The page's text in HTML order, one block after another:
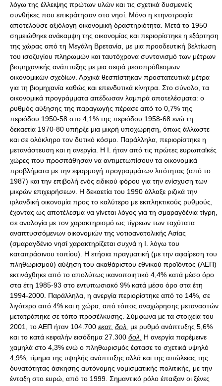
λόγω της έλλειψης πρώτων υλών και τις σχετικά δυσμενείς
συνθήκες που επικράτησαν στο νησί. Μόνο η κτηνοτροφία
αποτελούσε αξιόλογη οικονομική δραστηριότητα. Μετά το 1950
σημειώθηκε ανάκαμψη της οικονομίας και περιορίστηκε η εξάρτηση
της χώρας από τη Μεγάλη Βρετανία, με μια προοδευτική βελτίωση
του ισοζυγίου πληρωμών και ταυτόχρονα συντονισμό των μέτρων
βιομηχανικής ανάπτυξης με μια σειρά μεσοπρόθεσμων
οικονομικών σχεδίων. Αρχικά θεσπίστηκαν προστατευτικά μέτρα
για τη βιομηχανία καθώς και επενδυτικά κίνητρα. Στο σύνολο, τα
οικονομικά προγράμματα απέδωσαν λαμπρά αποτελέσματα: ο
ρυθμός αύξησης της παραγωγής πέρασε από το 0,7% της
περιόδου 1950-58 στο 4,1% της περιόδου 1958-68 ενώ τη
δεκαετία 1970-80 υπήρξε μια μικρή υποχώρηση, όπως άλλωστε
και σε ολόκληρο τον δυτικό κόσμο. Παράλληλα, περιορίστηκε η
μετανάστευση και η ανεργία. Η Ι. ήταν από τις πρώτες ευρωπαϊκές
χώρες που προσπάθησαν να αντιμετωπίσουν τα οικονομικά
προβλήματα με την εφαρμογή προγραμμάτων λιτότητας (από το
1987) και την επιβολή ενός ειδικού φόρου για την ενίσχυση των
μικρών επιχειρήσεων. Η δεκαετία του 1990 άλλαξε ριζικά την
ιρλανδική οικονομία προς το καλύτερο με εκπληκτικούς ρυθμούς,
έχοντας ως αποτέλεσμα να γίνεται λόγος για τη σμαραγδένια τίγρη,
σε αναλογία με τον χαρακτηρισμό ως τίγρεων των ταχύτατα
αναπτυσσόμενων οικονομιών της νοτιοανατολικής Ασίας
(σμαραγδένιο νησί χαρακτηρίζεται συχνά η Ι. λόγω του
καταπράσινου τοπίου). Η ετήσια πραγματική (με την αφαίρεση του
πληθωρισμού) αύξηση του ακαθάριστου εθνικού προϊόντος (ΑΕΠ)
εκτινάχθηκε από το απολύτως ικανοποιητικό 4,4% κατά μέσο όρο
στα έτη 1985-93 στο εντυπωσιακό 9% κατά μέσο όρο στα έτη
1994-2000. Παράλληλα, η ανεργία περιορίστηκε από το 14%, σε
λιγότερο από 4% και η χώρα, από τόπος αναχώρησης μεταναστών
μετατράπηκε σε τόπο προσέλκυσης. Σύμφωνα με τα στοιχεία του
2001, το ΑΕΠ ήταν 104.700 εκατ. δολ.
με ρυθμό ανάπτυξης 5,6%
και το κατά κεφαλήν εισόδημα 27.300 δολ.
Η ανεργία παρέμεινε
χαμηλά στο 4,3% ενώ ο πληθωρισμός έφτασε το σχετικά υψηλό
4,9%, τίμημα της υψηλής ανάπτυξης αλλά και της απώλειας της
δυνατότητας άσκησης αυτόνομης νομισματικής πολιτικής, με την
ένταξη στο ευρώ, από το 1999. Σημαντικό ρόλο έπαιξαν οι ξένες